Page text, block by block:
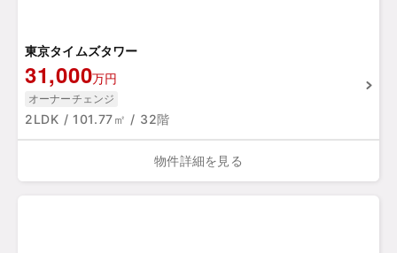
東京タイムズタワー
31,000万円
オーナーチェンジ
2LDK / 101.77㎡ / 32階
物件詳細を見る